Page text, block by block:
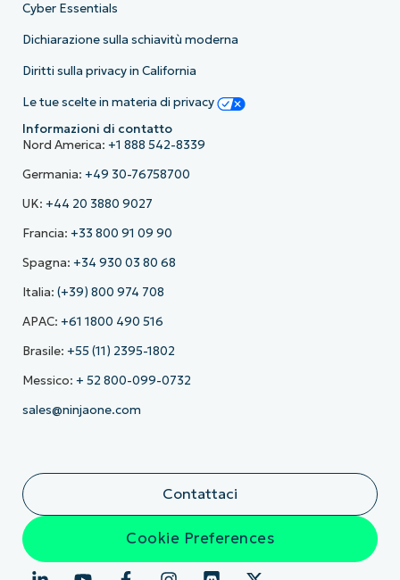
Cyber Essentials
Dichiarazione sulla schiavitù moderna
Diritti sulla privacy in California
Le tue scelte in materia di privacy
Informazioni di contatto
Nord America: +1 888 542-8339
Germania: +49 30-76758700
UK: +44 20 3880 9027
Francia: +33 800 91 09 90
Spagna: +34 930 03 80 68
Italia: (+39) 800 974 708
APAC: +61 1800 490 516
Brasile: +55 (11) 2395-1802
Messico: + 52 800-099-0732
sales@ninjaone.com
Contattaci
Cookie Preferences